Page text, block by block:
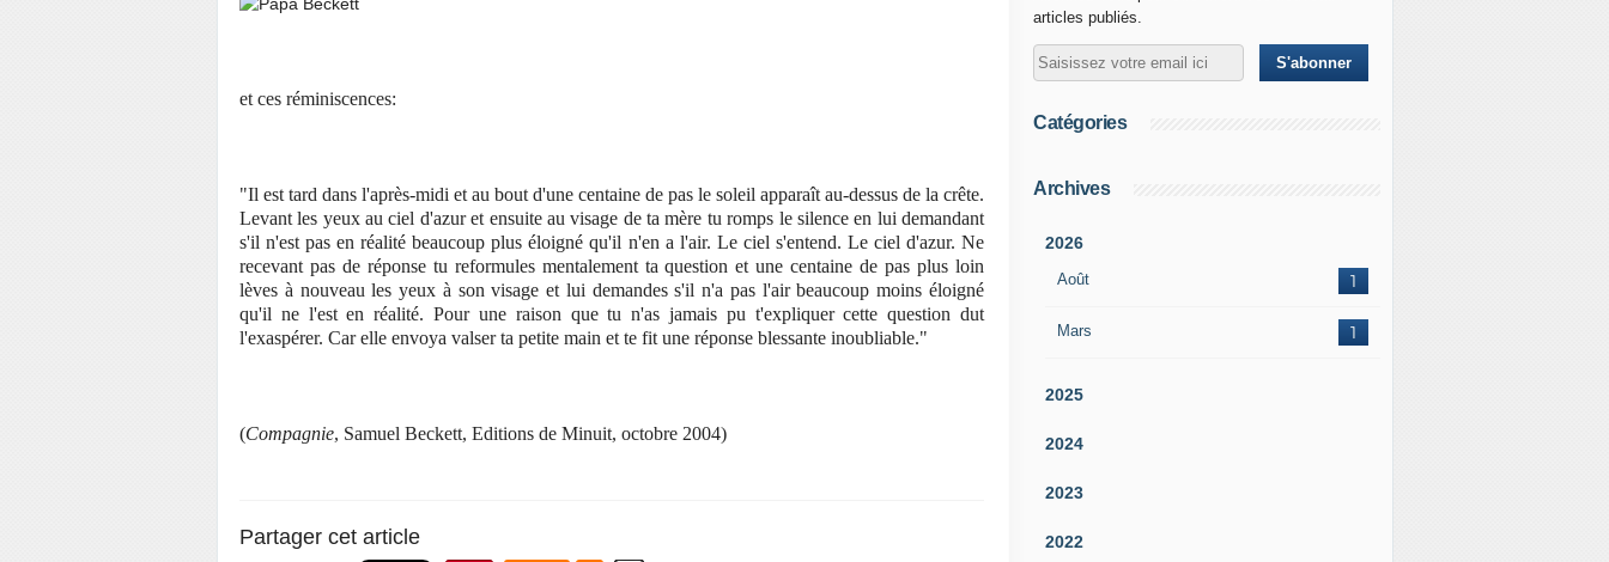
et ces réminiscences:
"Il est tard dans l'après-midi et au bout d'une centaine de pas le soleil apparaît au-dessus de la crête.
Levant les yeux au ciel d'azur et ensuite au visage de ta mère tu romps le silence en lui demandant
s'il n'est pas en réalité beaucoup plus éloigné qu'il n'en a l'air. Le ciel s'entend. Le ciel d'azur. Ne
recevant pas de réponse tu reformules mentalement ta question et une centaine de pas plus loin
lèves à nouveau les yeux à son visage et lui demandes s'il n'a pas l'air beaucoup moins éloigné
qu'il ne l'est en réalité. Pour une raison que tu n'as jamais pu t'expliquer cette question dut
l'exaspérer. Car elle envoya valser ta petite main et te fit une réponse blessante inoubliable."
(Compagnie, Samuel Beckett, Editions de Minuit, octobre 2004)
Partager cet article
articles publiés.
Catégories
Archives
2026
Août 1
Mars 1
2025
2024
2023
2022